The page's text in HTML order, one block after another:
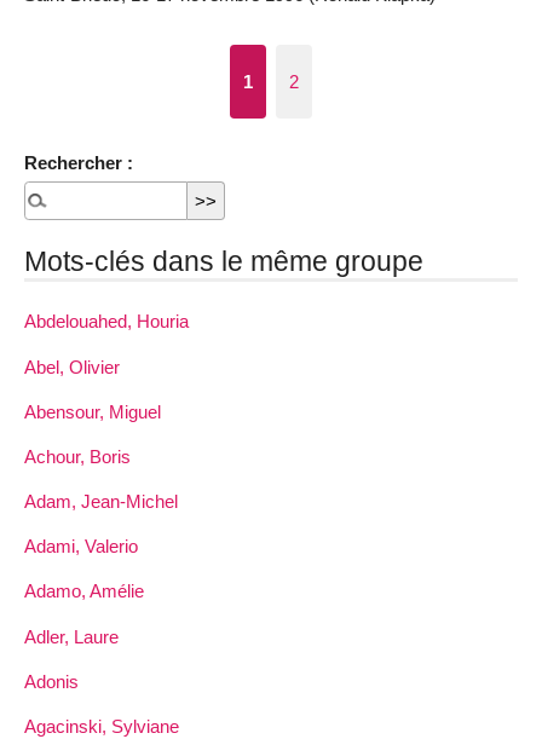
1 2
Rechercher :
Mots-clés dans le même groupe
Abdelouahed, Houria
Abel, Olivier
Abensour, Miguel
Achour, Boris
Adam, Jean-Michel
Adami, Valerio
Adamo, Amélie
Adler, Laure
Adonis
Agacinski, Sylviane